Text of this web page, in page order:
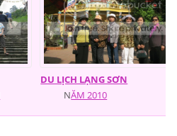
DU LỊCH LẠNG SƠN
NĂM 2010